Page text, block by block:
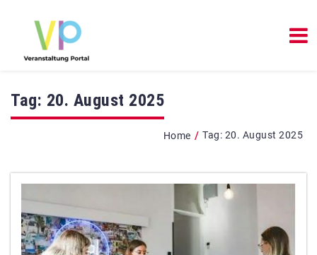
Tag: 20. August 2025
Home / Tag: 20. August 2025